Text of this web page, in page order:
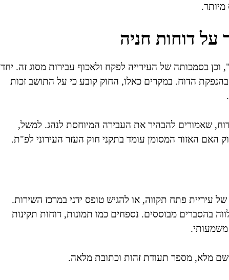
מיותר.
דוחות חניה
וכן בסמכותה של העירייה לפקח ולאכוף עבירות מסוג זה. יחד
הדוח. במקרים כאלו, החוק קובע כי על התושב זכות
שאמורים להבהיר את העבירה המיוחסת לנהג. למשל,
האם האזור המסומן עומד בתקני חוק העזר העירוני לפ"ת.
עיריית פתח תקווה, או להגיש טופס ידני במרכז השירות.
בהסברים מבוססים. נספחים כמו תמונות, דוחות תקינות
משמעותי.
שם מלא, מספר תעודת זהות וכתובת מלאה.